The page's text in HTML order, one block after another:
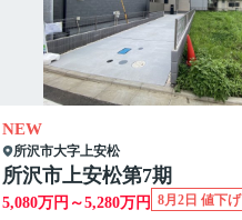
NEW
所沢市大字上安松
所沢市上安松第7期
5,080万円～5,280万円 8月2日 値下げ